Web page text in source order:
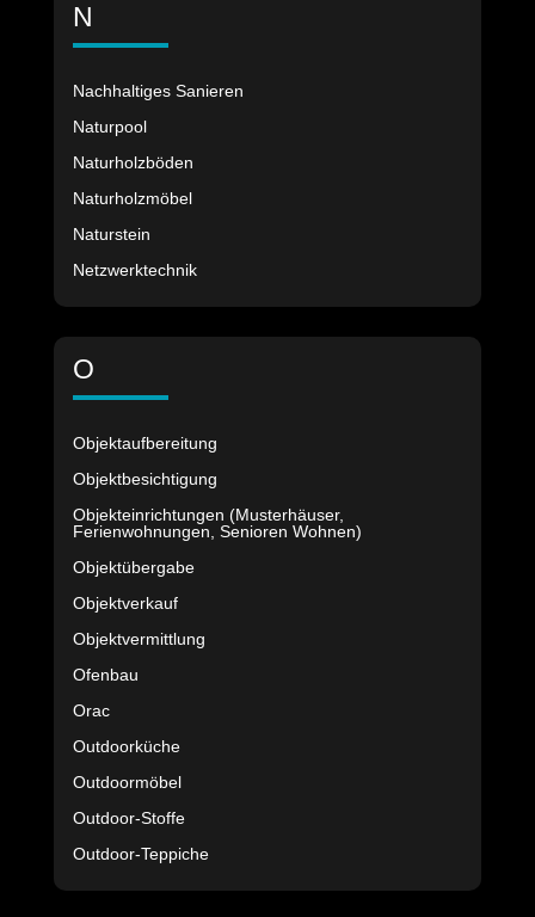
N
Nachhaltiges Sanieren
Naturpool
Naturholzböden
Naturholzmöbel
Naturstein
Netzwerktechnik
O
Objektaufbereitung
Objektbesichtigung
Objekteinrichtungen (Musterhäuser,
Ferienwohnungen, Senioren Wohnen)
Objektübergabe
Objektverkauf
Objektvermittlung
Ofenbau
Orac
Outdoorküche
Outdoormöbel
Outdoor-Stoffe
Outdoor-Teppiche